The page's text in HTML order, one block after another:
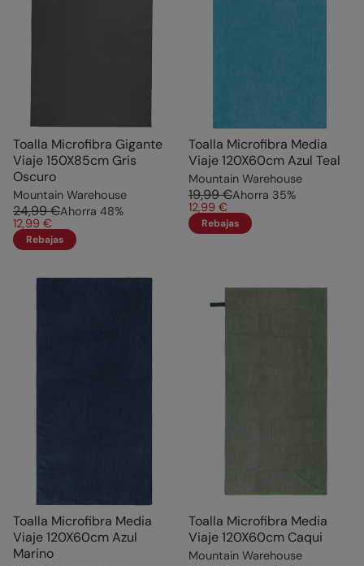
Toalla Microfibra Gigante
Viaje 150X85cm Gris
Oscuro
Mountain Warehouse
24,99 €Ahorra 48%
12,99 €
Rebajas
Toalla Microfibra Media
Viaje 120X60cm Azul Teal
Mountain Warehouse
19,99 €Ahorra 35%
12,99 €
Rebajas
Toalla Microfibra Media
Viaje 120X60cm Azul
Marino
Toalla Microfibra Media
Viaje 120X60cm Caqui
Mountain Warehouse